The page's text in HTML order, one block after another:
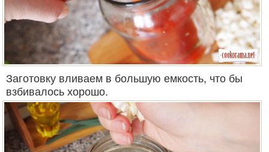
Заготовку вливаем в большую емкость, что бы
взбивалось хорошо.